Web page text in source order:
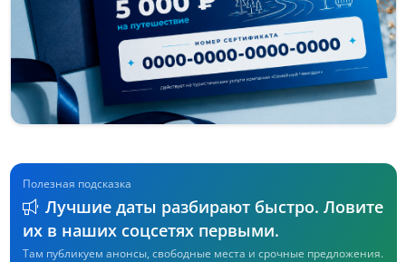
Полезная подсказка
Лучшие даты разбирают быстро. Ловите
их в наших соцсетях первыми.
Там публикуем анонсы, свободные места и срочные предложения.